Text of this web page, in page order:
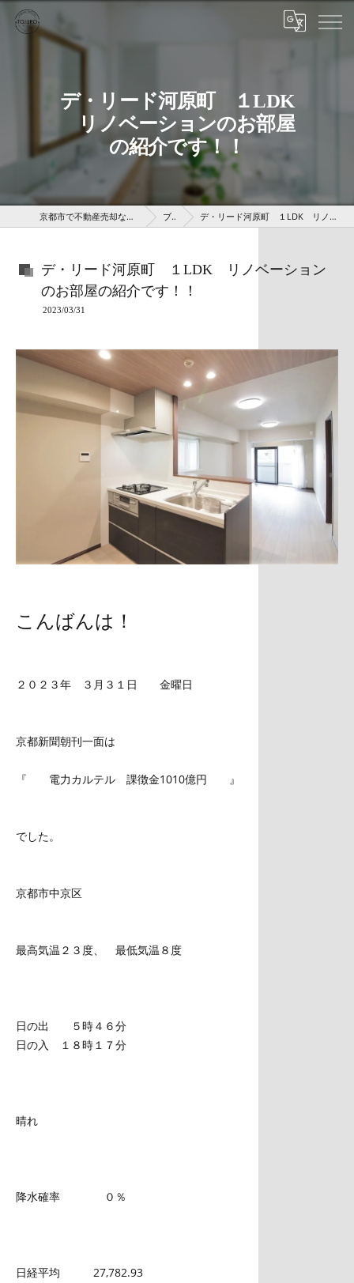
デ・リード河原町 １LDK
リノベーションのお部屋
の紹介です！！
京都市で不動産売却なら株式会社京 藤十郎不動産 ブログ デ・リード河原町 １LDK リノベーションのお部屋の紹介です！！
デ・リード河原町 １LDK リノベーション
のお部屋の紹介です！！
2023/03/31
こんばんは！
２０２３年 ３月３１日 金曜日
京都新聞朝刊一面は
『 電力カルテル 課徴金1010億円 』
でした。
京都市中京区
最高気温２３度、 最低気温８度
日の出 ５時４６分
日の入 １８時１７分
晴れ
降水確率 ０％
日経平均 27,782.93